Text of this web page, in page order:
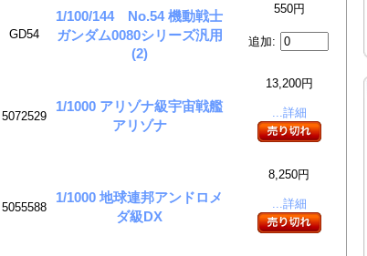
GD54
1/100/144 No.54 機動戦士
ガンダム0080シリーズ汎用
(2)
550円
追加:
5072529
1/1000 アリゾナ級宇宙戦艦
アリゾナ
13,200円
...詳細
5055588
1/1000 地球連邦アンドロメ
ダ級DX
8,250円
...詳細